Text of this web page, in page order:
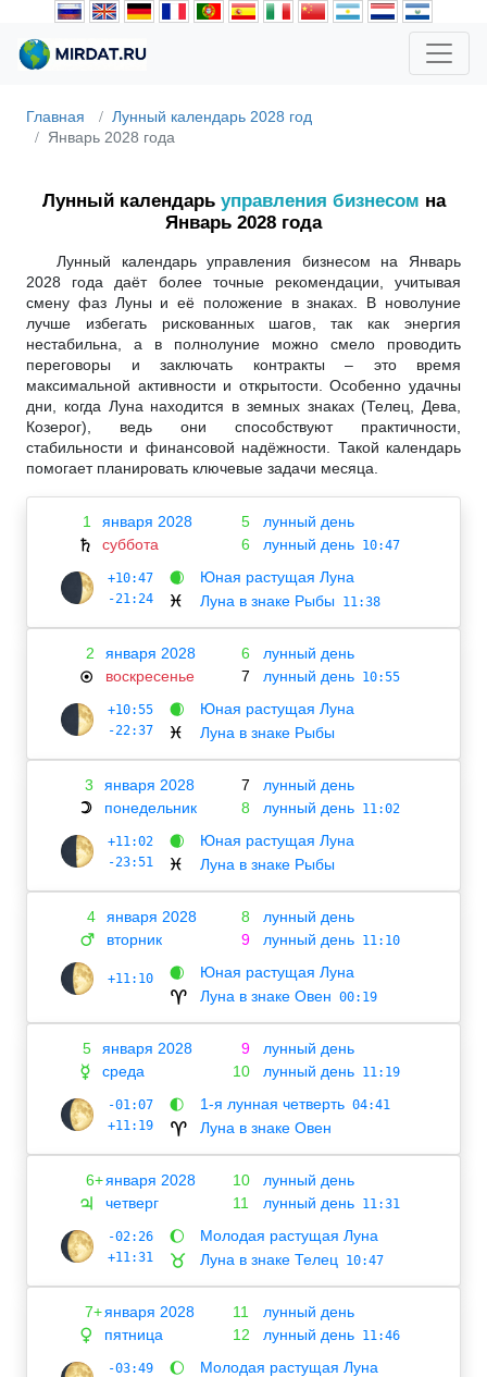
Главная
Лунный календарь 2028 год
Январь 2028 года
Лунный календарь управления бизнесом на
Январь 2028 года
Лунный календарь управления бизнесом на Январь
2028 года даёт более точные рекомендации, учитывая
смену фаз Луны и её положение в знаках. В новолуние
лучше избегать рискованных шагов, так как энергия
нестабильна, а в полнолуние можно смело проводить
переговоры и заключать контракты – это время
максимальной активности и открытости. Особенно удачны
дни, когда Луна находится в земных знаках (Телец, Дева,
Козерог), ведь они способствуют практичности,
стабильности и финансовой надёжности. Такой календарь
помогает планировать ключевые задачи месяца.
1 января 2028
♄ суббота
5
лунный день
6
лунный день 10:47
+10:47
-21:24
🌒 Юная растущая Луна
♓ Луна в знаке Рыбы 11:38
2 января 2028
☉ воскресенье
6
лунный день
7
лунный день 10:55
+10:55
-22:37
🌒 Юная растущая Луна
♓ Луна в знаке Рыбы
3 января 2028
☽ понедельник
7
лунный день
8
лунный день 11:02
+11:02
-23:51
🌒 Юная растущая Луна
♓ Луна в знаке Рыбы
4 января 2028
♂ вторник
8
лунный день
9
лунный день 11:10
+11:10 🌒 Юная растущая Луна
♈ Луна в знаке Овен 00:19
5 января 2028
☿ среда
9
лунный день
10
лунный день 11:19
-01:07
+11:19
🌓 1-я лунная четверть 04:41
♈
Луна в знаке Овен
6+января 2028
♃ четверг
10
лунный день
11
лунный день 11:31
-02:26
+11:31
🌔 Молодая растущая Луна
♉ Луна в знаке Телец 10:47
7+января 2028
♀ пятница
11
лунный день
12
лунный день 11:46
-03:49
🌔 Молодая растущая Луна